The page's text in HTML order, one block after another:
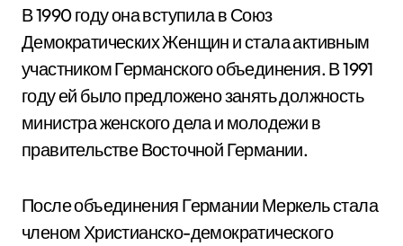
В 1990 году она вступила в Союз
Демократических Женщин и стала активным
участником Германского объединения. В 1991
году ей было предложено занять должность
министра женского дела и молодежи в
правительстве Восточной Германии.
После объединения Германии Меркель стала
членом Христианско-демократического